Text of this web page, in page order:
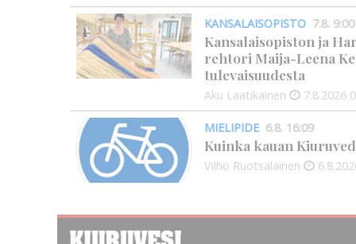
KANSALAISOPISTO 7.8. 9:00
Kansalaisopiston ja
rehtori Maija-Leena
tulevaisuudesta
Aku Laatikainen 7.8.2026
MIELIPIDE 6.8. 16:09
Kuinka kauan
Vilho Ruotsalainen